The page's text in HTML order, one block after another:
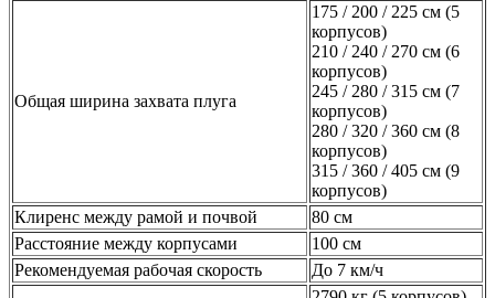
Общая ширина захвата плуга
175 / 200 / 225 см (5
корпусов)
210 / 240 / 270 см (6
корпусов)
245 / 280 / 315 см (7
корпусов)
280 / 320 / 360 см (8
корпусов)
315 / 360 / 405 см (9
корпусов)
Клиренс между рамой и почвой
80 см
Расстояние между корпусами
100 см
Рекомендуемая рабочая скорость
До 7 км/ч